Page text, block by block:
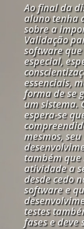
Ao final da
aluno tenha
sobre a
Validação
software
especial,
essenciais,
forma de se
um sistema.
espera-se
mesmos,
também
atividade a
desde cedo
software e
testes
fases e deve